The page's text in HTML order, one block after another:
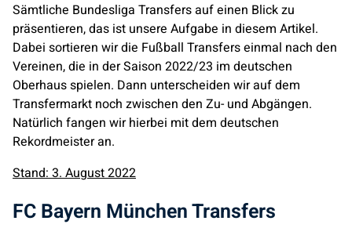
Sämtliche Bundesliga Transfers auf einen Blick zu
präsentieren, das ist unsere Aufgabe in diesem Artikel.
Dabei sortieren wir die Fußball Transfers einmal nach den
Vereinen, die in der Saison 2022/23 im deutschen
Oberhaus spielen. Dann unterscheiden wir auf dem
Transfermarkt noch zwischen den Zu- und Abgängen.
Natürlich fangen wir hierbei mit dem deutschen
Rekordmeister an.
Stand: 3. August 2022
FC Bayern München Transfers